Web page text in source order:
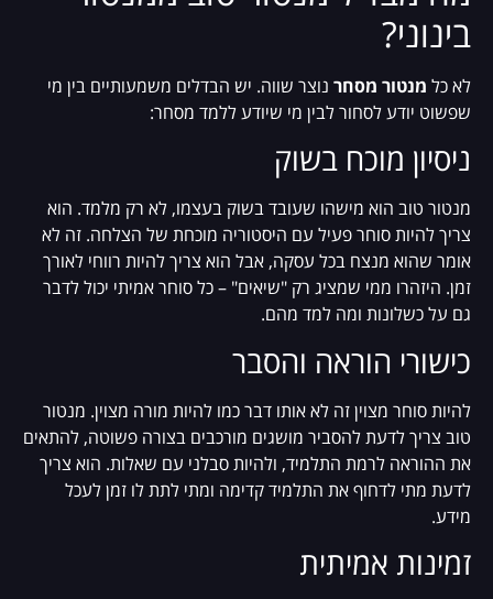
בינוני?
לא כל מנטור מסחר נוצר שווה. יש הבדלים משמעותיים בין מי
שפשוט יודע לסחור לבין מי שיודע ללמד מסחר:
ניסיון מוכח בשוק
מנטור טוב הוא מישהו שעובד בשוק בעצמו, לא רק מלמד. הוא
צריך להיות סוחר פעיל עם היסטוריה מוכחת של הצלחה. זה לא
אומר שהוא מנצח בכל עסקה, אבל הוא צריך להיות רווחי לאורך
זמן. היזהרו ממי שמציג רק "שיאים" – כל סוחר אמיתי יכול לדבר
גם על כשלונות ומה למד מהם.
כישורי הוראה והסבר
להיות סוחר מצוין זה לא אותו דבר כמו להיות מורה מצוין. מנטור
טוב צריך לדעת להסביר מושגים מורכבים בצורה פשוטה, להתאים
את ההוראה לרמת התלמיד, ולהיות סבלני עם שאלות. הוא צריך
לדעת מתי לדחוף את התלמיד קדימה ומתי לתת לו זמן לעכל
מידע.
זמינות אמיתית